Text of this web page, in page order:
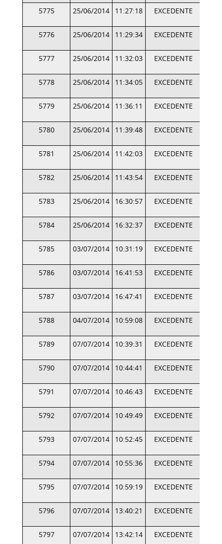
5775 25/06/2014 11:27:18 EXCEDENTE
5776 25/06/2014 11:29:34 EXCEDENTE
5777 25/06/2014 11:32:03 EXCEDENTE
5778 25/06/2014 11:34:05 EXCEDENTE
5779 25/06/2014 11:36:11 EXCEDENTE
5780 25/06/2014 11:39:48 EXCEDENTE
5781 25/06/2014 11:42:03 EXCEDENTE
5782 25/06/2014 11:43:54 EXCEDENTE
5783 25/06/2014 16:30:57 EXCEDENTE
5784 25/06/2014 16:32:37 EXCEDENTE
5785 03/07/2014 10:31:19 EXCEDENTE
5786 03/07/2014 16:41:53 EXCEDENTE
5787 03/07/2014 16:47:41 EXCEDENTE
5788 04/07/2014 10:59:08 EXCEDENTE
5789 07/07/2014 10:39:31 EXCEDENTE
5790 07/07/2014 10:44:41 EXCEDENTE
5791 07/07/2014 10:46:43 EXCEDENTE
5792 07/07/2014 10:49:49 EXCEDENTE
5793 07/07/2014 10:52:45 EXCEDENTE
5794 07/07/2014 10:55:36 EXCEDENTE
5795 07/07/2014 10:59:19 EXCEDENTE
5796 07/07/2014 13:40:21 EXCEDENTE
5797 07/07/2014 13:42:14 EXCEDENTE